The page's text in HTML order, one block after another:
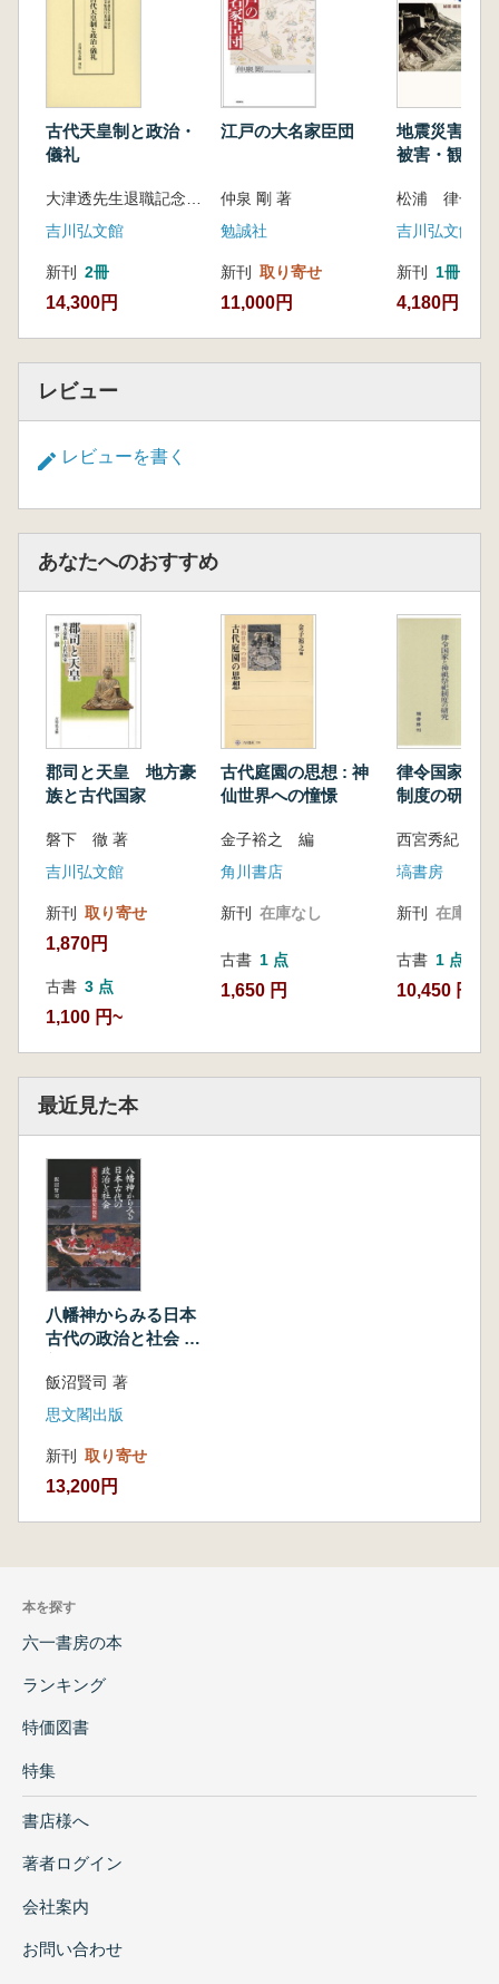
七 小倉山鎮座と弥勒寺の成立から鎮護国家の
神へ
むすび
皇の国家構想と関連して―
はじめに
二 聖武天皇と八幡神
三 太上天皇霊と八幡大菩薩の登場
第4章 女性史からみた道鏡事件
―宇佐宮における女祢宜託宣と亀卜の対決―
はじめに
一 道鏡事件における託宣と亀卜の対決
二 道鏡事件の背景
補論 宇佐宮女祢宜概史
一 比売神の性格と成立とその背景
三 大帯姫の登場の意味
むすび
付論 「八幡神」からみた「民族」「国家」の
問題について
一 律令国家の成立と軍神八幡神の登場
二 国を護る神と国を護る仏教の結合
四 八幡神と九世紀の日本人の国際意識―むす
びにかえて―
開
はじめに
一 御霊信仰のはじまりと密教
二 八幡大菩薩の登場と御霊信仰
三 和気氏と空海・最澄の仏教、八幡信仰の新
展開
四 王城鎮護の石清水八幡大菩薩宮の成立と展
開
五 志多羅神の入京の意義
むすび
第7章 権門としての八幡宮寺の成立
はじめに
一 元命以前の宇佐宮弥勒寺と石清水八幡宮
二 宇佐宮弥勒寺と石清水八幡宮の結合―元命
の時代―
三 権門石清水八幡宮の成立―元命の子孫たち
―
むすび
第8章 古代における八幡神と信仰のひろがり
二 天神・地祇の上に立つ新たなる神の出現
三 八幡入京の背後にある二つの宗教政策―聖
七 古代の信仰の構造とひろがり
第Ⅱ部 八幡宮の祭礼と伝説の世界を読む
はじめに
一 中世の放生会の復元
第10章 宇佐宮行幸会を読む
はじめに
二 原行幸会の神幸のルートの意味するもの
三 薦枕の登場と行幸会の成立
古代天皇制と政治・
儀礼
大津透先生退職記念論文集刊行委員会 編集
吉川弘文館
新刊 2冊
14,300円
江戸の大名家臣団
仲泉 剛 著
勉誠社
新刊 取り寄せ
11,000円
地震災害と
被害・観測
松浦 律子 著
吉川弘文館
新刊 1冊
4,180円
レビュー
レビューを書く
あなたへのおすすめ
郡司と天皇 地方豪
族と古代国家
磐下 徹 著
吉川弘文館
新刊 取り寄せ
1,870円
古書 3 点
1,100 円~
古代庭園の思想 : 神
仙世界への憧憬
金子裕之 編
角川書店
新刊 在庫なし
古書 1 点
1,650 円
律令国家と
制度の研究
西宮秀紀 著
塙書房
新刊 在庫なし
古書 1 点
10,450 円
最近見た本
八幡神からみる日本
古代の政治と社会 :
の視座
飯沼賢司 著
思文閣出版
新刊 取り寄せ
13,200円
本を探す
六一書房の本
ランキング
特価図書
特集
書店様へ
著者ログイン
会社案内
お問い合わせ